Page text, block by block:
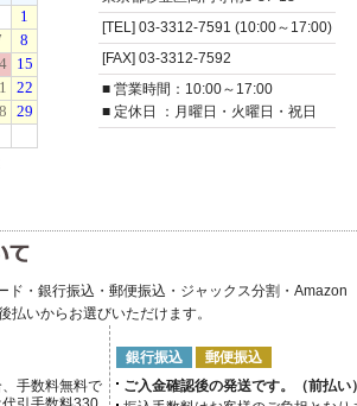
[TEL] 03-3312-7591 (10:00～17:00)
[FAX] 03-3312-7592
■ 営業時間：10:00～17:00
■ 定休日 ：月曜日・火曜日・祝日
ド・銀行振込・郵便振込・ジャックス分割・Amazon
払いからお選びいただけます。
手数料無料で
銀行振込
郵便振込
ご入金確認後の発送です。（前払い）